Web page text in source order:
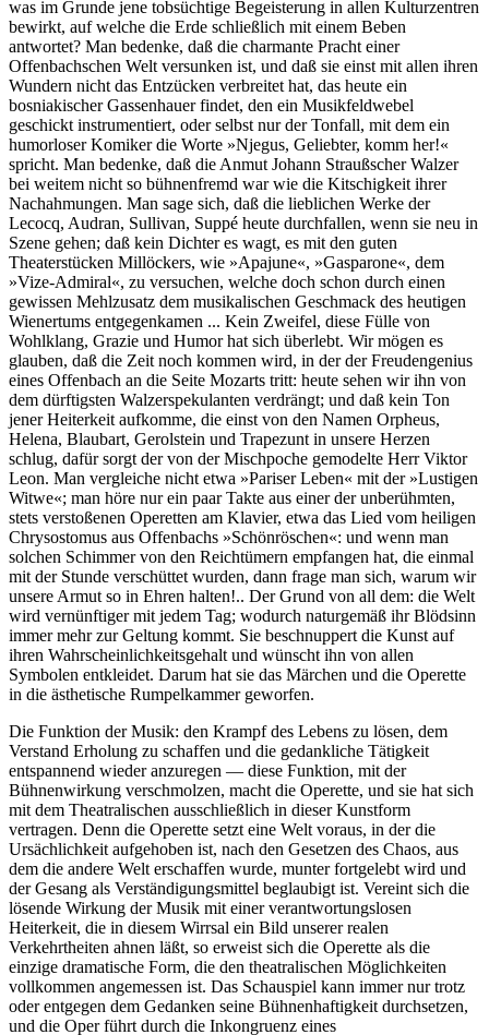
was im Grunde jene tobsüchtige Begeisterung in allen Kulturzentren
bewirkt, auf welche die Erde schließlich mit einem Beben
antwortet? Man bedenke, daß die charmante Pracht einer
Offenbachschen Welt versunken ist, und daß sie einst mit allen ihren
Wundern nicht das Entzücken verbreitet hat, das heute ein
bosniakischer Gassenhauer findet, den ein Musikfeldwebel
geschickt instrumentiert, oder selbst nur der Tonfall, mit dem ein
humorloser Komiker die Worte »Njegus, Geliebter, komm her!«
spricht. Man bedenke, daß die Anmut Johann Straußscher Walzer
bei weitem nicht so bühnenfremd war wie die Kitschigkeit ihrer
Nachahmungen. Man sage sich, daß die lieblichen Werke der
Lecocq, Audran, Sullivan, Suppé heute durchfallen, wenn sie neu in
Szene gehen; daß kein Dichter es wagt, es mit den guten
Theaterstücken Millöckers, wie »Apajune«, »Gasparone«, dem
»Vize-Admiral«, zu versuchen, welche doch schon durch einen
gewissen Mehlzusatz dem musikalischen Geschmack des heutigen
Wienertums entgegenkamen ... Kein Zweifel, diese Fülle von
Wohlklang, Grazie und Humor hat sich überlebt. Wir mögen es
glauben, daß die Zeit noch kommen wird, in der der Freudengenius
eines Offenbach an die Seite Mozarts tritt: heute sehen wir ihn von
dem dürftigsten Walzerspekulanten verdrängt; und daß kein Ton
jener Heiterkeit aufkomme, die einst von den Namen Orpheus,
Helena, Blaubart, Gerolstein und Trapezunt in unsere Herzen
schlug, dafür sorgt der von der Mischpoche gemodelte Herr Viktor
Leon. Man vergleiche nicht etwa »Pariser Leben« mit der »Lustigen
Witwe«; man höre nur ein paar Takte aus einer der unberühmten,
stets verstoßenen Operetten am Klavier, etwa das Lied vom heiligen
Chrysostomus aus Offenbachs »Schönröschen«: und wenn man
solchen Schimmer von den Reichtümern empfangen hat, die einmal
mit der Stunde verschüttet wurden, dann frage man sich, warum wir
unsere Armut so in Ehren halten!.. Der Grund von all dem: die Welt
wird vernünftiger mit jedem Tag; wodurch naturgemäß ihr Blödsinn
immer mehr zur Geltung kommt. Sie beschnuppert die Kunst auf
ihren Wahrscheinlichkeitsgehalt und wünscht ihn von allen
Symbolen entkleidet. Darum hat sie das Märchen und die Operette
in die ästhetische Rumpelkammer geworfen.
Die Funktion der Musik: den Krampf des Lebens zu lösen, dem
Verstand Erholung zu schaffen und die gedankliche Tätigkeit
entspannend wieder anzuregen — diese Funktion, mit der
Bühnenwirkung verschmolzen, macht die Operette, und sie hat sich
mit dem Theatralischen ausschließlich in dieser Kunstform
vertragen. Denn die Operette setzt eine Welt voraus, in der die
Ursächlichkeit aufgehoben ist, nach den Gesetzen des Chaos, aus
dem die andere Welt erschaffen wurde, munter fortgelebt wird und
der Gesang als Verständigungsmittel beglaubigt ist. Vereint sich die
lösende Wirkung der Musik mit einer verantwortungslosen
Heiterkeit, die in diesem Wirrsal ein Bild unserer realen
Verkehrtheiten ahnen läßt, so erweist sich die Operette als die
einzige dramatische Form, die den theatralischen Möglichkeiten
vollkommen angemessen ist. Das Schauspiel kann immer nur trotz
oder entgegen dem Gedanken seine Bühnenhaftigkeit durchsetzen,
und die Oper führt durch die Inkongruenz eines